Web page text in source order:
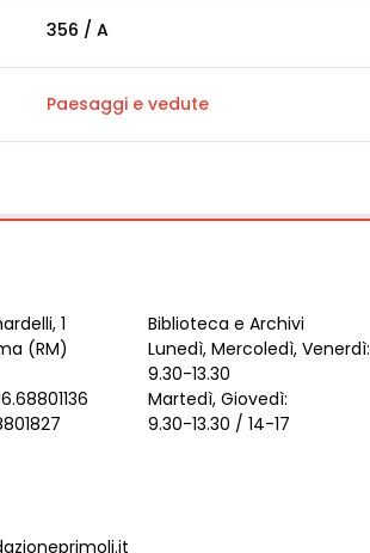
356 / A
Paesaggi e vedute
1
(RM)
Biblioteca e Archivi
Lunedì, Mercoledì, Venerdì:
9.30-13.30
Martedì, Giovedì:
9.30-13.30 / 14-17